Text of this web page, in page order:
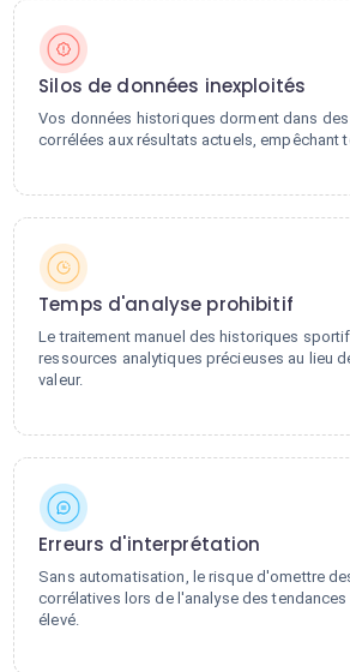
Silos de données inexploités
Vos données historiques dorment dans
corrélées aux résultats actuels, empêchant
Temps d'analyse prohibitif
Le traitement manuel des historiques
ressources analytiques précieuses au lieu
valeur.
Erreurs d'interprétation
Sans automatisation, le risque d'omettre
corrélatives lors de l'analyse des
élevé.